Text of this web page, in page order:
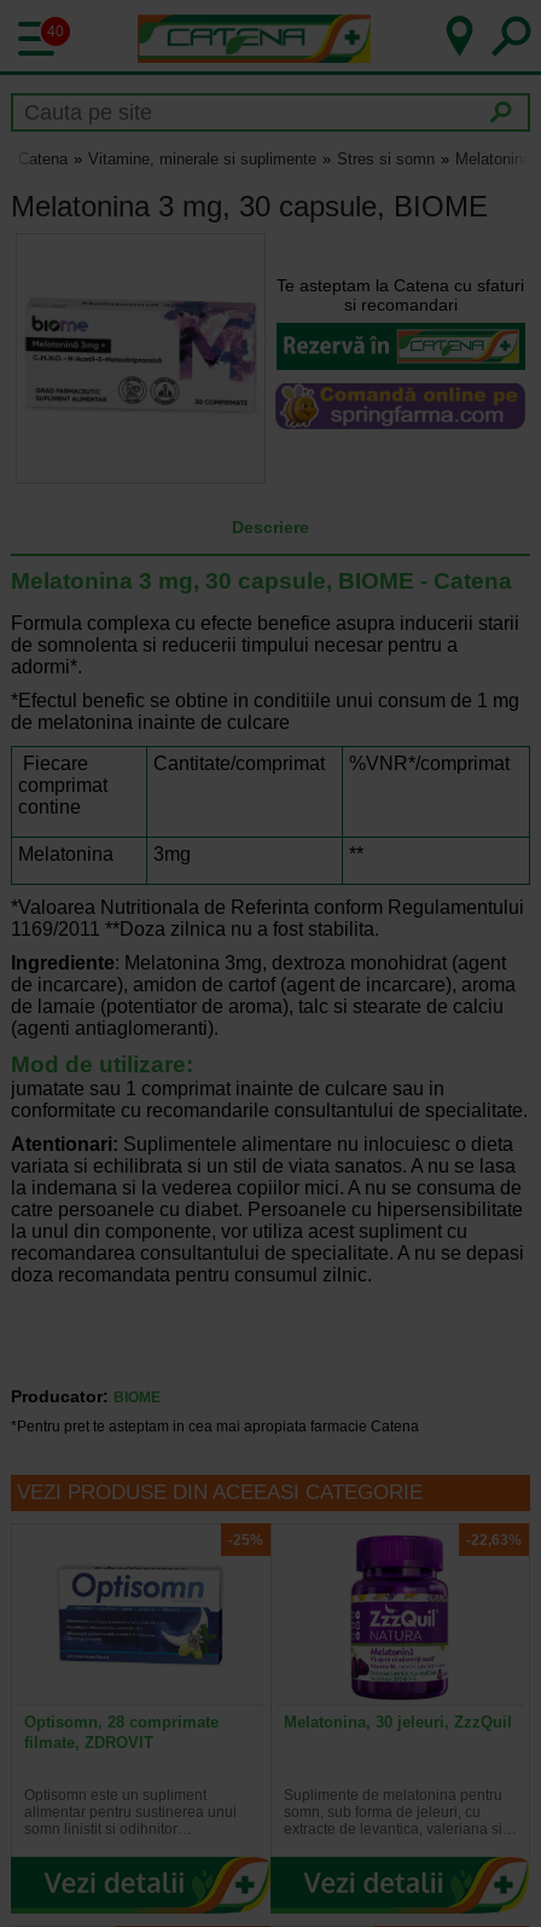
40
Catena Vitamine, minerale si suplimente Stres si somn Melatonina
Melatonina 3 mg, 30 capsule, BIOME
Te asteptam la Catena cu sfaturi
si recomandari
Descriere
Melatonina 3 mg, 30 capsule, BIOME - Catena
Formula complexa cu efecte benefice asupra inducerii starii
de somnolenta si reducerii timpului necesar pentru a
adormi*.
*Efectul benefic se obtine in conditiile unui consum de 1 mg
de melatonina inainte de culcare
Fiecare
comprimat
contine
Cantitate/comprimat %VNR*/comprimat
Melatonina 3mg **
*Valoarea Nutritionala de Referinta conform Regulamentului
1169/2011 **Doza zilnica nu a fost stabilita.
Ingrediente: Melatonina 3mg, dextroza monohidrat (agent
de incarcare), amidon de cartof (agent de incarcare), aroma
de lamaie (potentiator de aroma), talc si stearate de calciu
(agenti antiaglomeranti).
Mod de utilizare:
jumatate sau 1 comprimat inainte de culcare sau in
conformitate cu recomandarile consultantului de specialitate.
Atentionari: Suplimentele alimentare nu inlocuiesc o dieta
variata si echilibrata si un stil de viata sanatos. A nu se lasa
la indemana si la vederea copiilor mici. A nu se consuma de
catre persoanele cu diabet. Persoanele cu hipersensibilitate
la unul din componente, vor utiliza acest supliment cu
recomandarea consultantului de specialitate. A nu se depasi
doza recomandata pentru consumul zilnic.
Producator:
BIOME
*Pentru pret te asteptam in cea mai apropiata farmacie Catena
VEZI PRODUSE DIN ACEEASI CATEGORIE
-25%
Optisomn, 28 comprimate
filmate, ZDROVIT
Optisomn este un supliment
alimentar pentru sustinerea unui
somn linistit si odihnitor…
-22,63%
Melatonina, 30 jeleuri, ZzzQuil
Suplimente de melatonina pentru
somn, sub forma de jeleuri, cu
extracte de levantica, valeriana si…